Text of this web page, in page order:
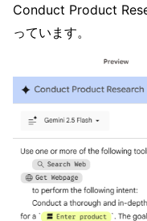
Conduct Product
っています。